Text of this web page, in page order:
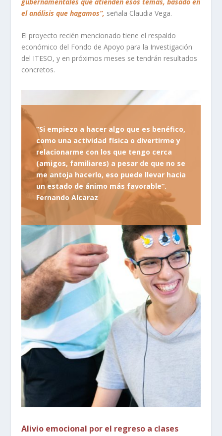
el análisis que hagamos”, señala Claudia Vega.
El proyecto recién mencionado tiene el respaldo
económico del Fondo de Apoyo para la Investigación
del ITESO, y en próximos meses se tendrán resultados
concretos.
“Si empiezo a hacer algo que es benéfico,
como una actividad física o divertirme y
relacionarme con los que tengo cerca
(amigos, familiares) a pesar de que no se
me antoja hacerlo, eso puede llevar hacia
un estado de ánimo más favorable”.
Fernando Alcaraz
Alivio emocional por el regreso a clases